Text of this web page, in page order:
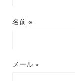
名前 ※
メール ※